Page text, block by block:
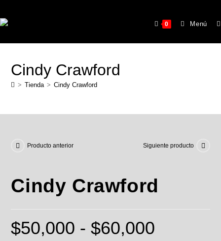
0 Menú
Cindy Crawford
> Tienda > Cindy Crawford
Producto anterior Siguiente producto
Cindy Crawford
$50,000 - $60,000